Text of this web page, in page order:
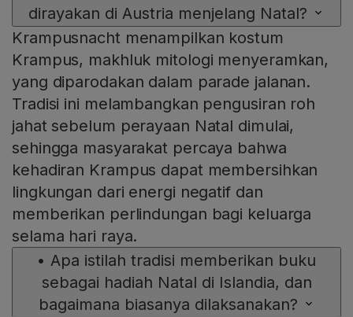
dirayakan di Austria menjelang Natal?
Krampusnacht menampilkan kostum
Krampus, makhluk mitologi menyeramkan,
yang diparodakan dalam parade jalanan.
Tradisi ini melambangkan pengusiran roh
jahat sebelum perayaan Natal dimulai,
sehingga masyarakat percaya bahwa
kehadiran Krampus dapat membersihkan
lingkungan dari energi negatif dan
memberikan perlindungan bagi keluarga
selama hari raya.
• Apa istilah tradisi memberikan buku
sebagai hadiah Natal di Islandia, dan
bagaimana biasanya dilaksanakan?